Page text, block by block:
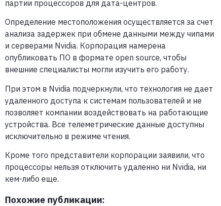
партии процессоров для дата-центров.
Определение местоположения осуществляется за счет
анализа задержек при обмене данными между чипами
и серверами Nvidia. Корпорация намерена
опубликовать ПО в формате open source, чтобы
внешние специалисты могли изучить его работу.
При этом в Nvidia подчеркнули, что технология не дает
удаленного доступа к системам пользователей и не
позволяет компании воздействовать на работающие
устройства. Все телеметрические данные доступны
исключительно в режиме чтения.
Кроме того представители корпорации заявили, что
процессоры нельзя отключить удаленно ни Nvidia, ни
кем-либо еще.
Похожие публикации: